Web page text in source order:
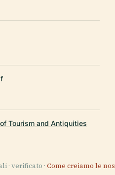
Tourism and Antiquities
· verificato · Come creiamo le